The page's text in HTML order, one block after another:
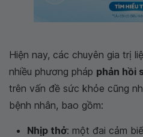
Hiện nay, các chuyên gia trị
nhiều phương pháp phản hồi
trên vấn đề sức khỏe cũng
bệnh nhân, bao gồm:
Nhịp thở: một đai cảm